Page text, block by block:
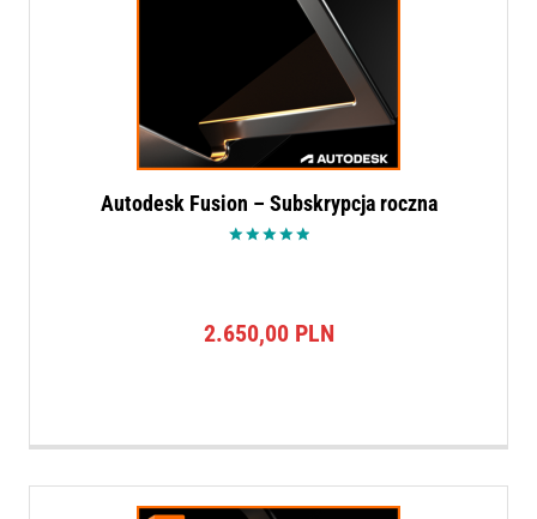
Autodesk Fusion – Subskrypcja roczna
2.650,00 PLN